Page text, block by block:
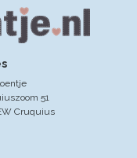
51
Cruquius